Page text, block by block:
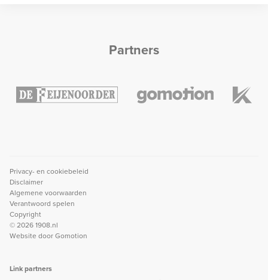
Partners
Privacy- en cookiebeleid
Disclaimer
Algemene voorwaarden
Verantwoord spelen
Copyright
© 2026 1908.nl
Website doorGomotion
Link partners